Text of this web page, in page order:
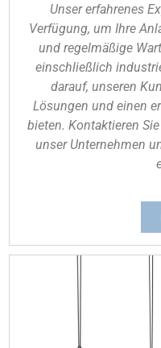
Unser erfahrenes
Verfügung, um Ihre
und regelmäßige
einschließlich
darauf, unseren
Lösungen und einen
bieten. Kontaktieren
unser Unternehmen